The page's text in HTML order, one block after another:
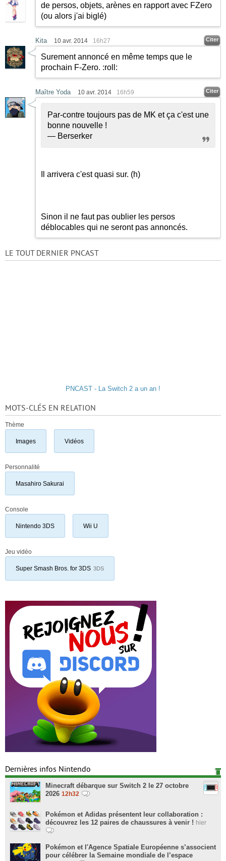
de persos, objets, arènes en rapport avec FZero
(ou alors j'ai biglé)
Kita 10 avr. 2014 16h27 Citer
Surement annoncé en même temps que le
prochain F-Zero. :roll:
Maître Yoda 10 avr. 2014 16h59 Citer
Par-contre toujours pas de MK et ça c'est une
bonne nouvelle !
— Berserker
Il arrivera c'est quasi sur. (h)
Sinon il ne faut pas oublier les persos
déblocables qui ne seront pas annoncés.
LE TOUT DERNIER PNCAST
PNCAST - La Switch 2 a un an !
MOTS-CLÉS EN RELATION
Thème
Images Vidéos
Personnalité
Masahiro Sakurai
Console
Nintendo 3DS Wii U
Jeu vidéo
Super Smash Bros. for 3DS 3DS
Dernières infos Nintendo
Minecraft débarque sur Switch 2 le 27 octobre
2026 12h32
Pokémon et Adidas présentent leur collaboration :
découvrez les 12 paires de chaussures à venir ! hier
Pokémon et l'Agence Spatiale Européenne s’associent
pour célébrer la Semaine mondiale de l’espace